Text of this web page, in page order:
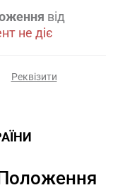
від
не діє
Реквізити